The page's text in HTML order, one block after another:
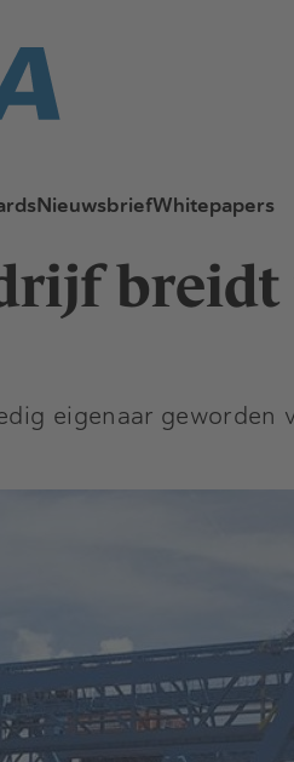
NieuwsbriefWhitepapers
eigenaar geworden